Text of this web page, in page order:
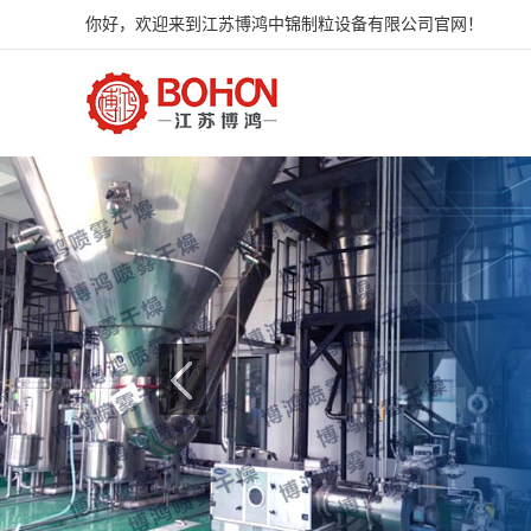
你好，欢迎来到江苏博鸿中锦制粒设备有限公司官网！